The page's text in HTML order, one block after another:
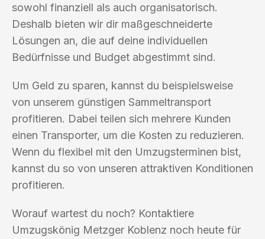
sowohl finanziell als auch organisatorisch.
Deshalb bieten wir dir maßgeschneiderte
Lösungen an, die auf deine individuellen
Bedürfnisse und Budget abgestimmt sind.
Um Geld zu sparen, kannst du beispielsweise
von unserem günstigen Sammeltransport
profitieren. Dabei teilen sich mehrere Kunden
einen Transporter, um die Kosten zu reduzieren.
Wenn du flexibel mit den Umzugsterminen bist,
kannst du so von unseren attraktiven Konditionen
profitieren.
Worauf wartest du noch? Kontaktiere
Umzugskönig Metzger Koblenz noch heute für